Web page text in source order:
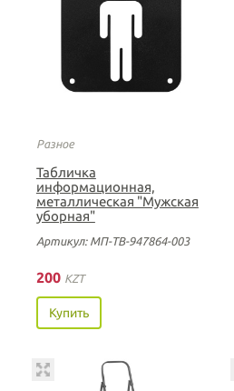
Разное
Табличка
информационная,
металлическая "Мужская
уборная"
Артикул: МП-ТВ-947864-003
200 KZT
Купить